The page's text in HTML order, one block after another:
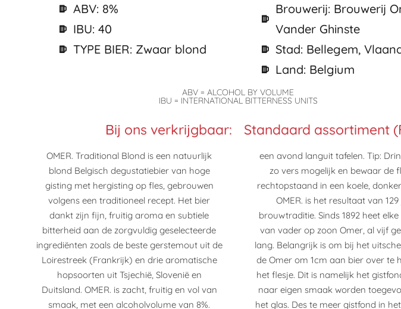
ABV: 8%
IBU: 40
TYPE BIER: Zwaar blond
Brouwerij: Brouwerij
Vander Ghinste
Stad: Bellegem,
Land: Belgium
ABV = ALCOHOL BY VOLUME
IBU = INTERNATIONAL BITTERNESS UNITS
Bij ons verkrijgbaar: Standaard assortiment
OMER. Traditional Blond is een natuurlijk
blond Belgisch degustatiebier van hoge
gisting met hergisting op fles, gebrouwen
volgens een traditioneel recept. Het bier
dankt zijn fijn, fruitig aroma en subtiele
bitterheid aan de zorgvuldig geselecteerde
ingrediënten zoals de beste gerstemout uit de
Loirestreek (Frankrijk) en drie aromatische
hopsoorten uit Tsjechië, Slovenië en
Duitsland. OMER. is zacht, fruitig en vol van
smaak, met een alcoholvolume van 8%.
een avond languit tafelen. Tip: Drink OMER.
zo vers mogelijk en bewaar de flessen
rechtopstaand in een koele, donkere ruimte.
OMER. is het resultaat van 129 jaar
brouwtraditie. Sinds 1892 heet elke brouwer
van vader op zoon Omer, al vijf generaties
lang. Belangrijk is om bij het uitschenken van
de Omer om 1cm aan bier over te houden in
het flesje. Dit is namelijk het gistfond. Dit kan
naar eigen smaak worden toegevoegd aan
het glas. Des te meer gistfond in het glas, des